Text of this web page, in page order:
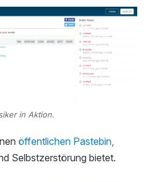
in Aktion.
öffentlichen Pastebin,
Selbstzerstörung bietet.